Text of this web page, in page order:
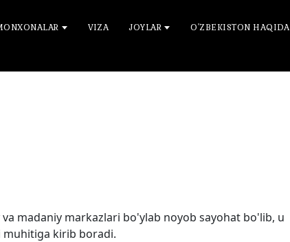
VIZA JOYLAR O'ZBEKISTON HAQIDA
madaniy markazlari bo'ylab noyob sayohat bo'lib, u
muhitiga kirib boradi.